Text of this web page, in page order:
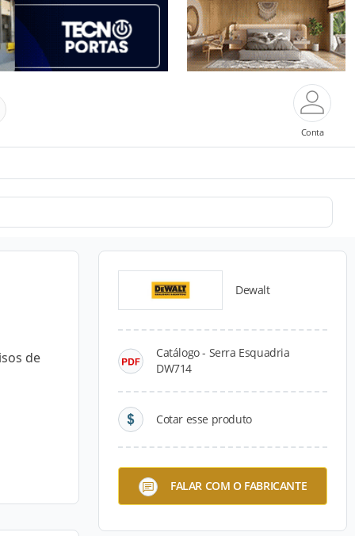
Conta
de
Dewalt
Catálogo - Serra Esquadria
DW714
Cotar esse produto
FALAR COM O FABRICANTE